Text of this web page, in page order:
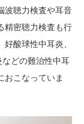
波聴力検査や耳音
精密聴力検査も行
酸球性中耳炎、
どの難治性中耳
おこなっていま